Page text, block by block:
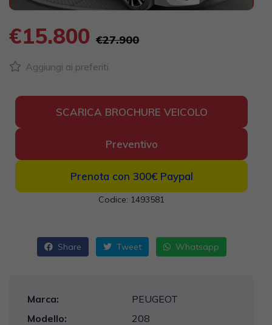
€15.800 €27.900
Aggiungi ai preferiti
SCARICA BROCHURE VEICOLO
Preventivo
Prenota con 300€ Paypal
Codice: 1493581
Share Tweet Whatsapp
Marca:
PEUGEOT
Modello:
208